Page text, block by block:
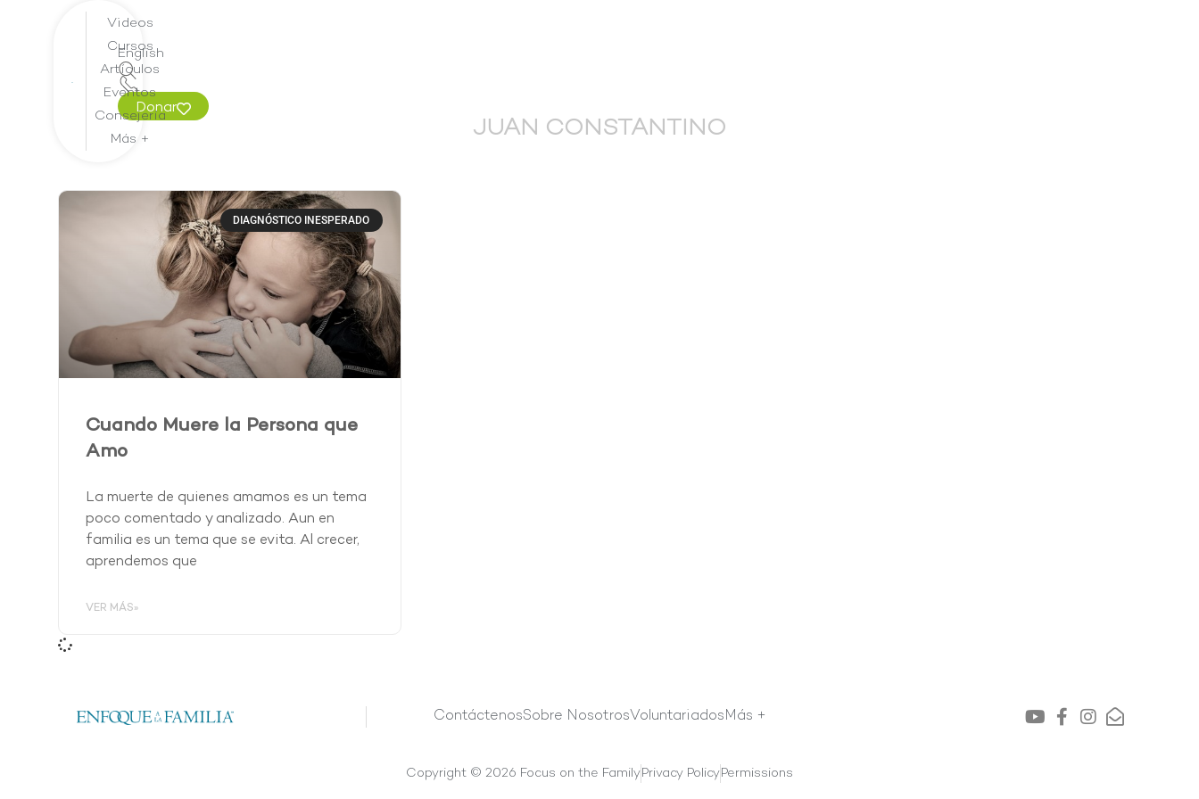
Videos
Cursos
Artículos
Eventos
Consejería
Más +
English
Donar
JUAN CONSTANTINO
DIAGNÓSTICO INESPERADO
Cuando Muere la Persona que
Amo
La muerte de quienes amamos es un tema
poco comentado y analizado. Aun en
familia es un tema que se evita. Al crecer,
aprendemos que
VER MÁS»
ContáctenosSobre NosotrosVoluntariadosMás +
Copyright © 2026 Focus on the FamilyPrivacy PolicyPermissions